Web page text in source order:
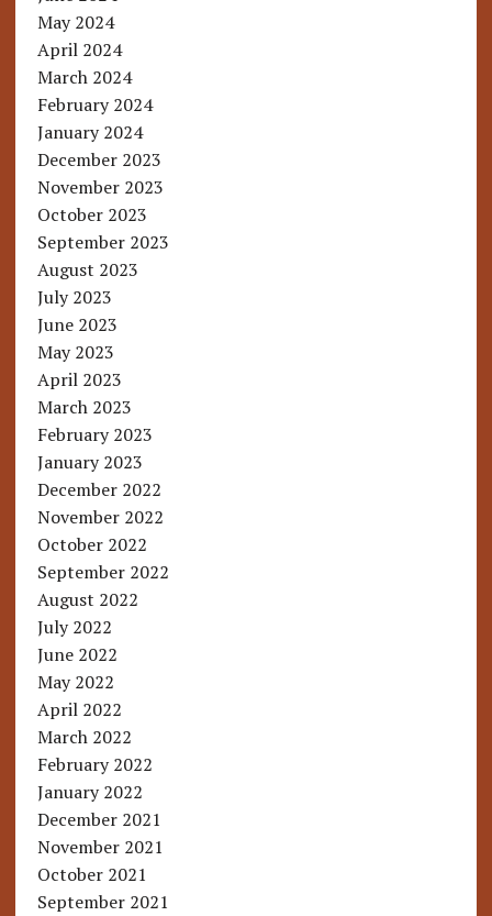
May 2024
April 2024
March 2024
February 2024
January 2024
December 2023
November 2023
October 2023
September 2023
August 2023
July 2023
June 2023
May 2023
April 2023
March 2023
February 2023
January 2023
December 2022
November 2022
October 2022
September 2022
August 2022
July 2022
June 2022
May 2022
April 2022
March 2022
February 2022
January 2022
December 2021
November 2021
October 2021
September 2021